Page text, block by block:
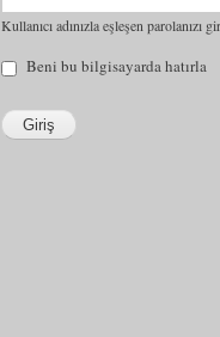
Kullanıcı adınızla eşleşen parolanızı
Beni bu bilgisayarda hatırla